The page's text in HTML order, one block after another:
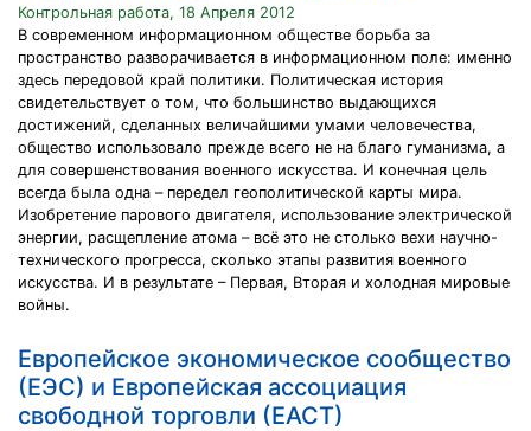
Контрольная работа, 18 Апреля 2012
В современном информационном обществе борьба за
пространство разворачивается в информационном поле: именно
здесь передовой край политики. Политическая история
свидетельствует о том, что большинство выдающихся
достижений, сделанных величайшими умами человечества,
общество использовало прежде всего не на благо гуманизма, а
для совершенствования военного искусства. И конечная цель
всегда была одна – передел геополитической карты мира.
Изобретение парового двигателя, использование электрической
энергии, расщепление атома – всё это не столько вехи научно-
технического прогресса, сколько этапы развития военного
искусства. И в результате – Первая, Вторая и холодная мировые
войны.
Европейское экономическое сообщество
(ЕЭС) и Европейская ассоциация
свободной торговли (ЕАСТ)